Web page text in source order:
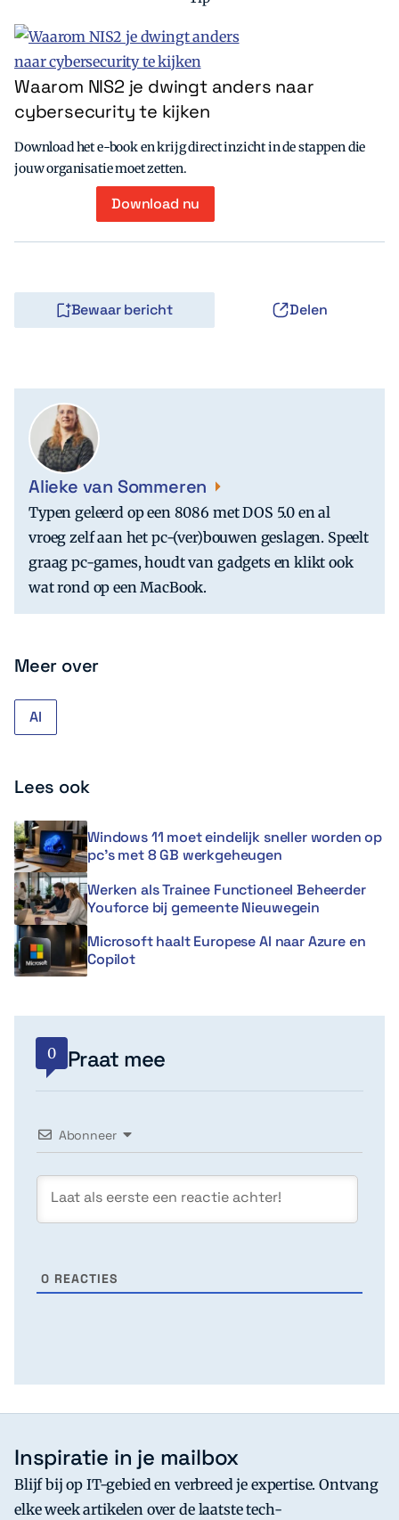
Waarom NIS2 je dwingt anders naar
cybersecurity te kijken
Download het e-book en krijg direct inzicht in de stappen die
jouw organisatie moet zetten.
Download nu
Bewaar bericht Delen
Alieke van Sommeren
Typen geleerd op een 8086 met DOS 5.0 en al
vroeg zelf aan het pc-(ver)bouwen geslagen. Speelt
graag pc-games, houdt van gadgets en klikt ook
wat rond op een MacBook.
Meer over
AI
Lees ook
Windows 11 moet eindelijk sneller worden op
pc’s met 8 GB werkgeheugen
Werken als Trainee Functioneel Beheerder
Youforce bij gemeente Nieuwegein
Microsoft haalt Europese AI naar Azure en
Copilot
0 Praat mee
Abonneer
0 REACTIES
Inspiratie in je mailbox
Blijf bij op IT-gebied en verbreed je expertise. Ontvang
elke week artikelen over de laatste tech-